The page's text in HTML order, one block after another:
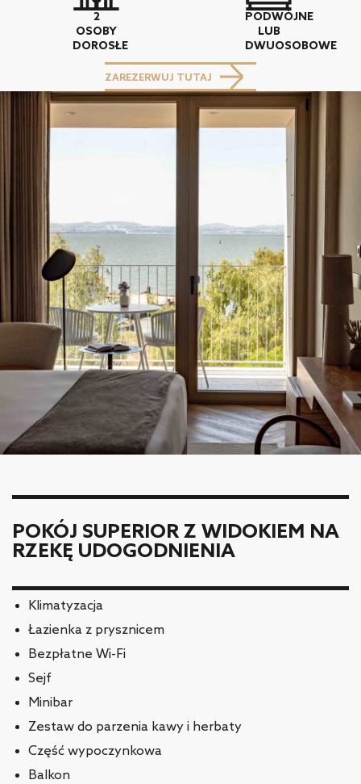
2
OSOBY
DOROSŁE
PODWÓJNE
LUB
DWUOSOBOWE
ZAREZERWUJ TUTAJ
POKÓJ SUPERIOR Z WIDOKIEM NA
RZEKĘ UDOGODNIENIA
Klimatyzacja
Łazienka z prysznicem
Bezpłatne Wi-Fi
Sejf
Minibar
Zestaw do parzenia kawy i herbaty
Część wypoczynkowa
Balkon